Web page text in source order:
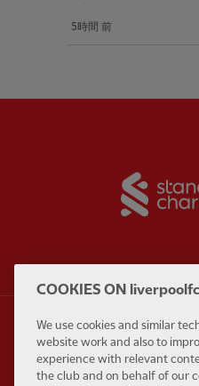
5時間 前
Partner:
COOKIES ON
We use cookies and similar
website work and also to
experience with relevant
the club and on behalf of our